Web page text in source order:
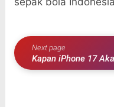
Next page
Kapan iPhone 17
dan Prediksi Tahun